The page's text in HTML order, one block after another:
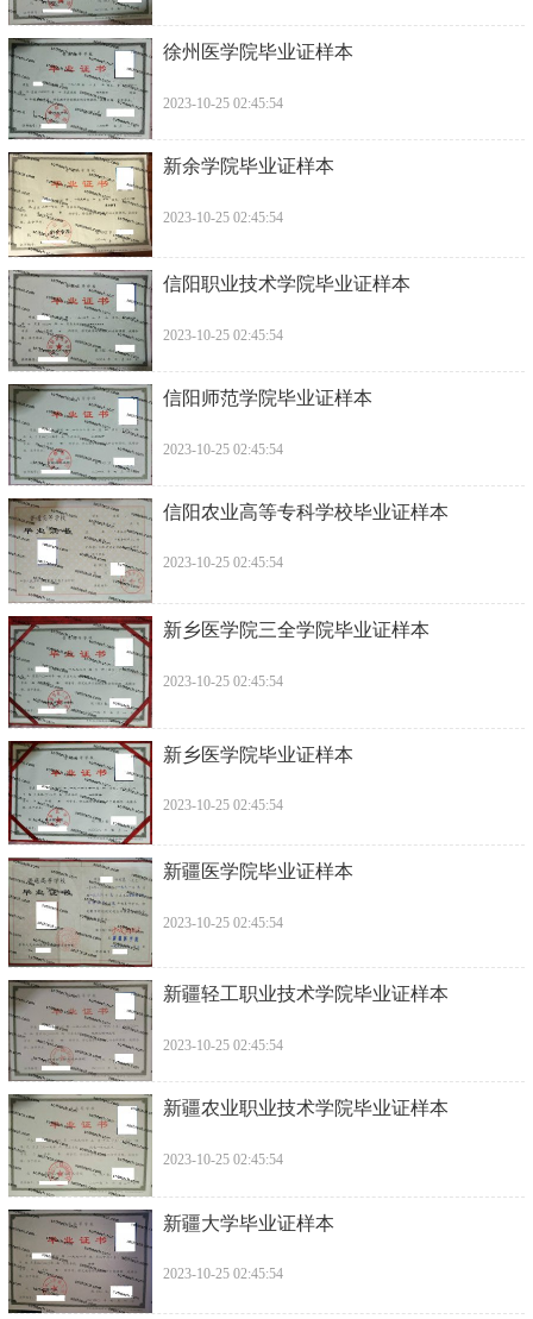
徐州医学院毕业证样本
2023-10-25 02:45:54
新余学院毕业证样本
2023-10-25 02:45:54
信阳职业技术学院毕业证样本
2023-10-25 02:45:54
信阳师范学院毕业证样本
2023-10-25 02:45:54
信阳农业高等专科学校毕业证样本
2023-10-25 02:45:54
新乡医学院三全学院毕业证样本
2023-10-25 02:45:54
新乡医学院毕业证样本
2023-10-25 02:45:54
新疆医学院毕业证样本
2023-10-25 02:45:54
新疆轻工职业技术学院毕业证样本
2023-10-25 02:45:54
新疆农业职业技术学院毕业证样本
2023-10-25 02:45:54
新疆大学毕业证样本
2023-10-25 02:45:54